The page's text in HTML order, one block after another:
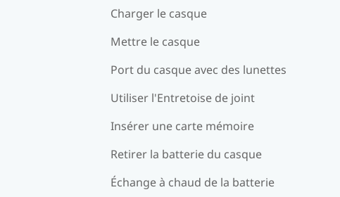
Charger le casque
Mettre le casque
Port du casque avec des lunettes
Utiliser l'Entretoise de joint
Insérer une carte mémoire
Retirer la batterie du casque
Échange à chaud de la batterie